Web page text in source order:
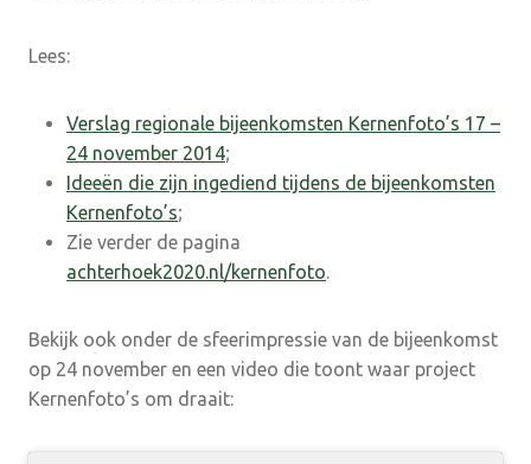
Lees:
Verslag regionale bijeenkomsten Kernenfoto’s 17 –
24 november 2014;
Ideeën die zijn ingediend tijdens de bijeenkomsten
Kernenfoto’s;
Zie verder de pagina
achterhoek2020.nl/kernenfoto.
Bekijk ook onder de sfeerimpressie van de bijeenkomst
op 24 november en een video die toont waar project
Kernenfoto’s om draait: